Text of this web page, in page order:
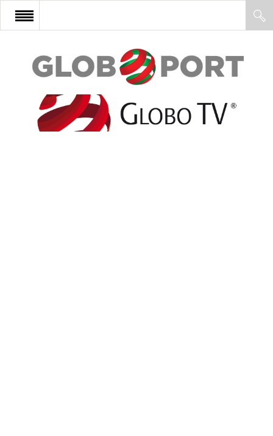
FŐOLDAL
AFRIKA